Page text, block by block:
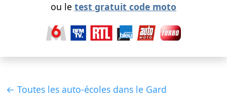
ou le test gratuit code moto
← Toutes les auto-écoles dans le Gard